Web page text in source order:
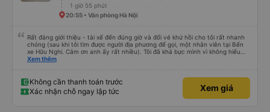
1 giờ 55 phút
20:55 • Văn phòng Hà Nội
Rất đáng giới thiệu - tài xế đến đúng giờ và đổi vé khứ hồi cho tôi rất nhanh
chóng (sau khi tôi tìm được người địa phương để gọi, một nhân viên tại Bến
xe Hữu Nghi. Cảm ơn anh ấy rất nhiều). Tôi đã khá bực mình vì không hiểu
sao tài xế không đến đón tôi về Hà Nội, cuối cùng được biết là tôi đã đặt
đặt trước. Bài học rút ra - hãy kiểm tra kỹ trước khi đặt vé, tốt nhất là khi
bạn không còn buồn ngủ.
Xem thêm
Không cần thanh toán trước
Xác nhận chỗ ngay lập tức
Xem giá